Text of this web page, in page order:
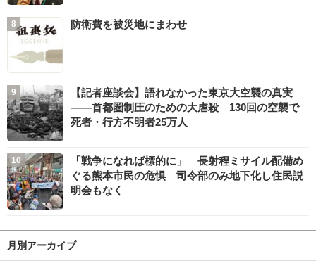
防衛費を被災地にまわせ
【記者座談会】語れなかった東京大空襲の真実
――首都圏制圧のための大虐殺 130回の空襲で
死者・行方不明者25万人
「戦争になれば標的に」 長射程ミサイル配備め
ぐる熊本市民の危惧 司令部のみ地下化し住民説
明会もなく
月別アーカイブ